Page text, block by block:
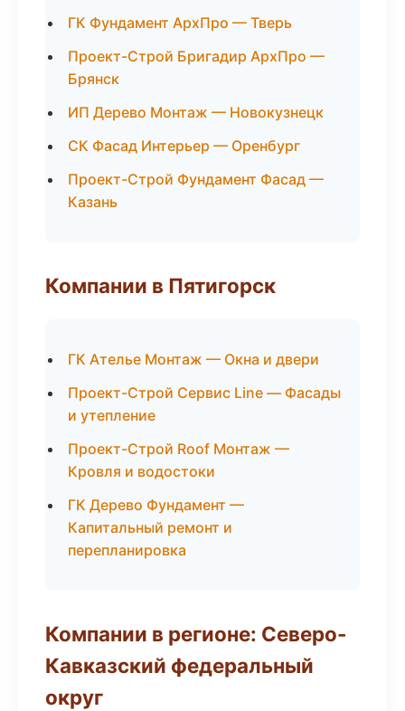
ГК Фундамент АрхПро — Тверь
Проект-Строй Бригадир АрхПро —
Брянск
ИП Дерево Монтаж — Новокузнецк
СК Фасад Интерьер — Оренбург
Проект-Строй Фундамент Фасад —
Казань
Компании в Пятигорск
ГК Ателье Монтаж — Окна и двери
Проект-Строй Сервис Line — Фасады
и утепление
Проект-Строй Roof Монтаж —
Кровля и водостоки
ГК Дерево Фундамент —
Капитальный ремонт и
перепланировка
Компании в регионе: Северо-
Кавказский федеральный
округ